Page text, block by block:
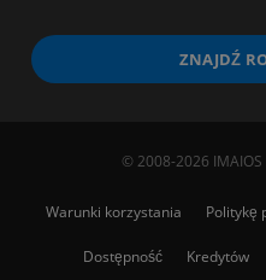
ZNAJDŹ
© 2008-2026
Warunki korzystania Politykę
Dostępność Kredytów